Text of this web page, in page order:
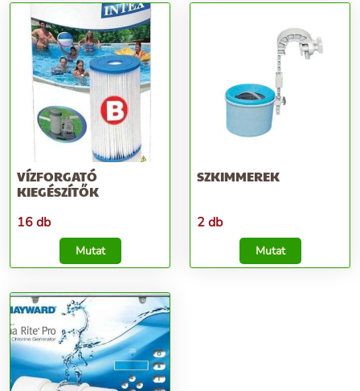
VÍZFORGATÓ
KIEGÉSZÍTŐK
16 db
Mutat
SZKIMMEREK
2 db
Mutat